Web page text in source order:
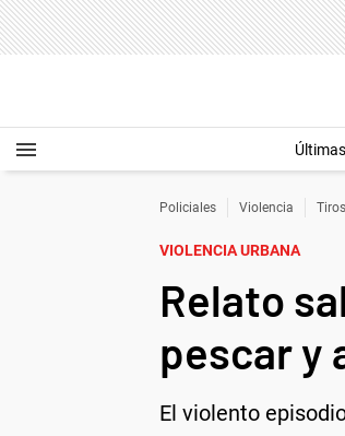
Policiales Violencia Tiros
VIOLENCIA URBANA
Relato
pescar y
El violento